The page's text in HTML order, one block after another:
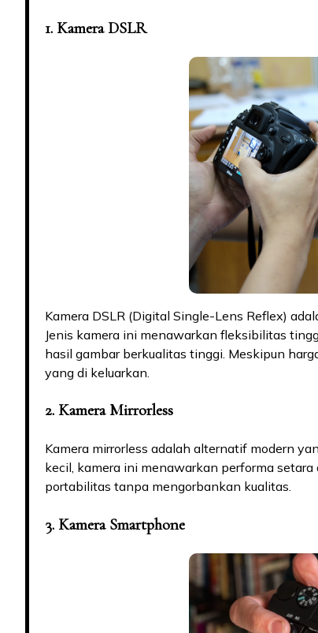
1. Kamera DSLR
Kamera DSLR (Digital Single-Lens Reflex)
Jenis kamera ini menawarkan fleksibilitas
hasil gambar berkualitas tinggi. Meskipun
yang di keluarkan.
2. Kamera Mirrorless
Kamera mirrorless adalah alternatif modern
kecil, kamera ini menawarkan performa
portabilitas tanpa mengorbankan kualitas.
3. Kamera Smartphone